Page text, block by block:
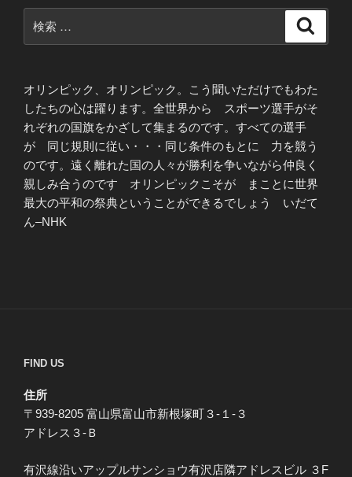
索:
オリンピック、オリンピック。こう聞いただけでもわた
したちの心は躍ります。全世界から スポーツ選手がそ
れぞれの国旗をかざして集まるのです。すべての選手
が 同じ規則に従い・・・同じ条件のもとに 力を競う
のです。遠く離れた国の人々が勝利を争いながら仲良く
親しみ合うのです オリンピックこそが まことに世界
最大の平和の祭典ということができるでしょう いだて
ん–NHK
FIND US
住所
〒939-8205 富山県富山市新根塚町３-１-３
アドレス３-Ｂ
有沢線沿いアップルサンショウ有沢店隣アドレスビル ３F